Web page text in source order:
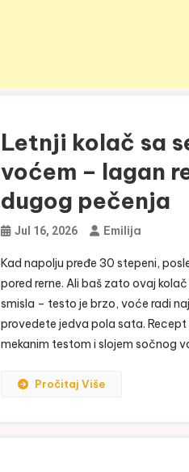
Letnji kolač sa
voćem – lagan
dugog pečenja
Jul 16, 2026 Emilija
Kad napolju pređe 30 stepeni,
pored rerne. Ali baš zato ovaj
smisla – testo je brzo, voće radi
provedete jedva pola sata. Recept
mekanim testom i slojem sočnog
Pročitaj Više